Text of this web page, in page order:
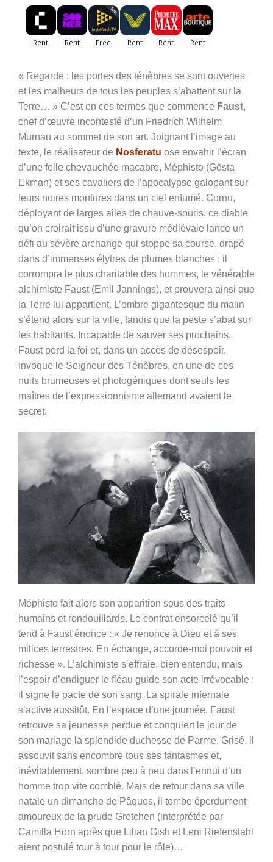
« Regarde : les portes des ténèbres se sont ouvertes
et les malheurs de tous les peuples s’abattent sur la
Terre… » C’est en ces termes que commence Faust,
chef d’œuvre incontesté d’un Friedrich Wilhelm
Murnau au sommet de son art. Joignant l’image au
texte, le réalisateur de Nosferatu ose envahir l’écran
d’une folle chevauchée macabre, Méphisto (Gösta
Ekman) et ses cavaliers de l’apocalypse galopant sur
leurs noires montures dans un ciel enfumé. Cornu,
déployant de larges ailes de chauve-souris, ce diable
qu’on croirait issu d’une gravure médiévale lance un
défi au sévère archange qui stoppe sa course, drapé
dans d’immenses élytres de plumes blanches : il
corrompra le plus charitable des hommes, le vénérable
alchimiste Faust (Emil Jannings), et prouvera ainsi que
la Terre lui appartient. L’ombre gigantesque du malin
s’étend alors sur la ville, tandis que la peste s’abat sur
les habitants. Incapable de sauver ses prochains,
Faust perd la foi et, dans un accès de désespoir,
invoque le Seigneur des Ténèbres, en une de ces
nuits brumeuses et photogéniques dont seuls les
maîtres de l’expressionnisme allemand avaient le
secret.
Méphisto fait alors son apparition sous des traits
humains et rondouillards. Le contrat ensorcelé qu’il
tend à Faust énonce : « Je renonce à Dieu et à ses
milices terrestres. En échange, accorde-moi pouvoir et
richesse ». L’alchimiste s’effraie, bien entendu, mais
l’espoir d’endiguer le fléau guide son acte irrévocable :
il signe le pacte de son sang. La spirale infernale
s’active aussitôt. En l’espace d’une journée, Faust
retrouve sa jeunesse perdue et conquiert le jour de
son mariage la splendide duchesse de Parme. Grisé, il
assouvit sans encombre tous ses fantasmes et,
inévitablement, sombre peu à peu dans l’ennui d’un
homme trop vite comblé. Mais de retour dans sa ville
natale un dimanche de Pâques, il tombe éperdument
amoureux de la prude Gretchen (interprétée par
Camilla Horn après que Lilian Gish et Leni Riefenstahl
aient postulé tour à tour pour le rôle)…